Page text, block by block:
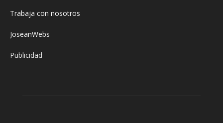
Trabaja con nosotros
JoseanWebs
Publicidad